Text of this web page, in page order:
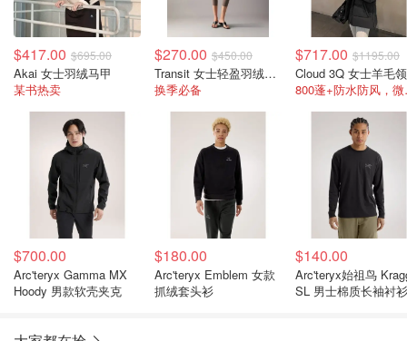
$417.00 $695.00
Akai 女士羽绒马甲
某书热卖
$270.00 $450.00
Transit 女士轻盈羽绒夹克
换季必备
$717.00 $1195.00
$700.00
Arc'teryx Gamma MX
Hoody 男款软壳夹克
$180.00
Arc'teryx Emblem 女款
抓绒套头衫
$140.00
Arc'teryx始祖鸟
SL 男士棉质长袖衬衫